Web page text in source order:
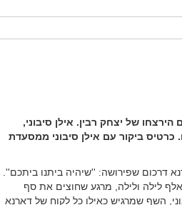
הירושלמית נפתחה בדיוק בחמישה בנובמבר 1995, יום הירצחו של יצחק רבין. אילן סיבוני,
מחכה לשלום. כרטיס ביקור עם אילן סיבוני ממסעדת
דרכום שפירושה: ''שיהיה ביתנו ביתכם''.
לילה ולילה, מרגע שחוצים את סף
השף שמרגיש כאילו כל לקוח של דארנא